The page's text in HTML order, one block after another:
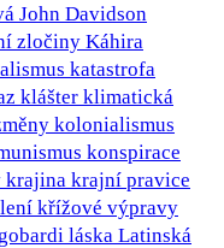
John Davidson
zločiny Káhira
katastrofa
klášter klimatická
kolonialismus
konspirace
krajina krajní pravice
křížové výpravy
láska Latinská